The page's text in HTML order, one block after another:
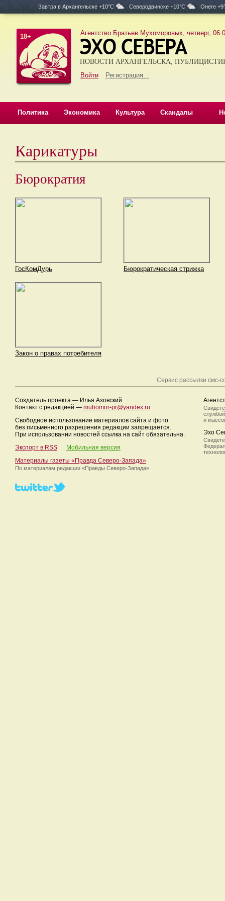
Завтра в Архангельске +10°C Северодвинске +10°C Онеге
18+ Агентство Братьев Мухоморовых, четверг,
Войти Регистрация...
НОВОСТИ АРХАНГЕЛЬСКА,
Политика Экономика Культура Скандалы
Карикатуры
Бюрократия
ГосКомДурь Бюрократическая стрижка
Закон о правах потребителя
Сервис рассылки смс-
Создатель проекта — Илья Азовский
Контакт с редакцией — muhomor-pr@yandex.ru
Свободное использование материалов сайта и фото
без письменного разрешения редакции запрещается.
При использовании новостей ссылка на сайт обязательна.
Экспорт в RSS
Мобильная версия
Материалы газеты «Правда Северо-Запада»
По материалам редакции «Правды Северо-Запада».
и
Эхо